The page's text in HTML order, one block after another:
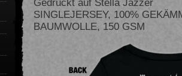
SINGLEJERSEY, 100%
BAUMWOLLE, 150 GSM